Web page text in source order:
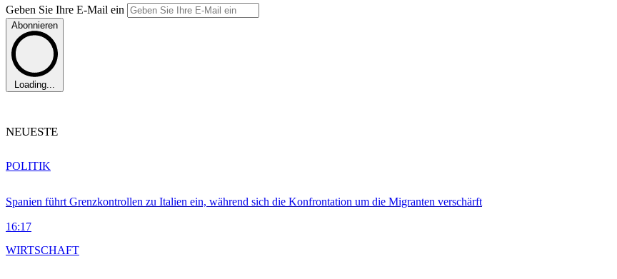
Geben Sie Ihre E-Mail ein
Abonnieren
Loading...
NEUESTE
Spanien führt Grenzkontrollen zu Italien ein, während sich die Konfrontation um die Migranten verschärft
16:17
POLITIK
WIRTSCHAFT